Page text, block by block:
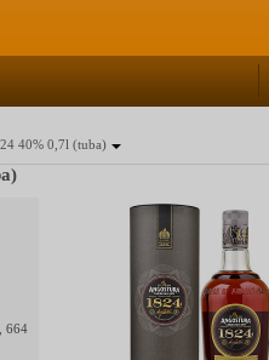
40% 0,7l (tuba)
664